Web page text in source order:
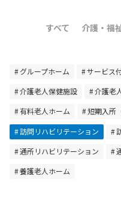
すべて 介護・福
グループホーム サービス
介護老人保健施設
介護老
有料老人ホーム
短期入所
訪問リハビリテーション
通所リハビリテーション
養護老人ホーム